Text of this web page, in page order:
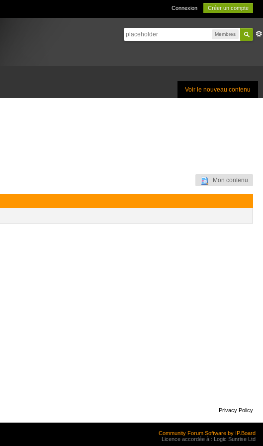
Connexion Créer un compte
Membres
Voir le nouveau contenu
Mon contenu
Privacy Policy
Community Forum Software by IP.Board
Licence accordée à : Logic Sunrise Ltd